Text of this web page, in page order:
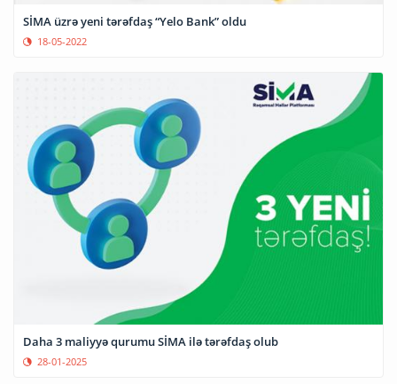
SİMA üzrə yeni tərəfdaş “Yelo Bank” oldu
18-05-2022
Daha 3 maliyyə qurumu SİMA ilə tərəfdaş olub
28-01-2025